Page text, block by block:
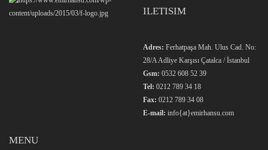
ILETISIM
Adres: Ferhatpaşa Mah. Ulus Cad. No:
28/A Adliye Karşısı Çatalca / İstanbul
Gsm: 0532 608 52 39
Tel: 0212 789 34 18
Fax: 0212 789 34 08
E-mail: info{at}emirhansu.com
MENU